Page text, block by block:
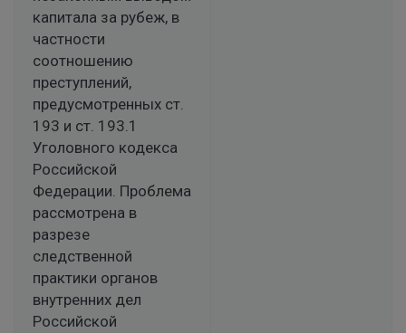
капитала за рубеж, в
частности
соотношению
преступлений,
предусмотренных ст.
193 и ст. 193.1
Уголовного кодекса
Российской
Федерации. Проблема
рассмотрена в
разрезе
следственной
практики органов
внутренних дел
Российской